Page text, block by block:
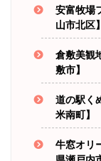
安富牧場
山市北区】
倉敷美観
敷市】
道の駅く
米南町】
牛窓オリ